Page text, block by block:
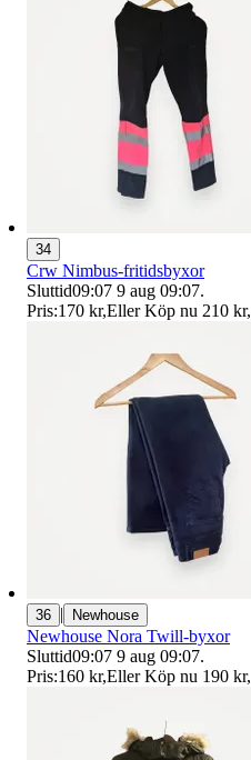
34
Crw Nimbus-fritidsbyxor
Sluttid09:07 9 aug 09:07.
Pris:170 kr,Eller Köp nu 210 kr,
36 | Newhouse
Newhouse Nora Twill-byxor
Sluttid09:07 9 aug 09:07.
Pris:160 kr,Eller Köp nu 190 kr,